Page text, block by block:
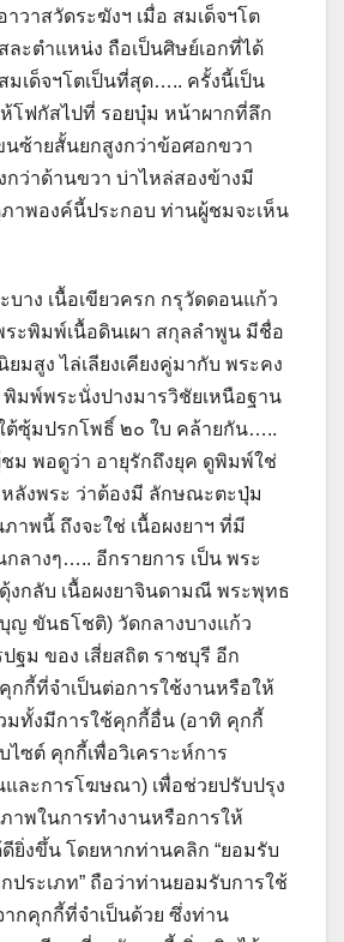
วาสวัดระฆังฯ เมื่อ สมเด็จฯโต
ะตำแหน่ง ถือเป็นศิษย์เอกที่ได้
เด็จฯโตเป็นที่สุด….. ครั้งนี้เป็น
โฟกัสไปที่ รอยบุ๋ม หน้าผากที่ลึก
ซ้ายสั้นยกสูงกว่าข้อศอกขวา
กว่าด้านขวา บ่าไหล่สองข้างมี
ภาพองค์นี้ประกอบ ท่านผู้ชมจะเห็น
บาง เนื้อเขียวครก กรุวัดดอนแก้ว
ระพิมพ์เนื้อดินเผา สกุลลำพูน มีชื่อ
ยมสูง ไล่เลียงเคียงคู่มากับ พระคง
มพ์พระนั่งปางมารวิชัยเหนือฐาน
ต้ซุ้มปรกโพธิ์ ๒๐ ใบ คล้ายกัน…..
ม พอดูว่า อายุรักถึงยุค ดูพิมพ์ใช่
ลังพระ ว่าต้องมี ลักษณะตะปุ่ม
าพนี้ ถึงจะใช่ เนื้อผงยาฯ ที่มี
ลางๆ….. อีกรายการ เป็น พระ
งกลับ เนื้อผงยาจินดามณี พระพุทธ
ญ ขันธโชติ) วัดกลางบางแก้ว
ฐม ของ เสี่ยสถิต ราชบุรี อีก
กกี้ที่จำเป็นต่อการใช้งานหรือให้
มทั้งมีการใช้คุกกี้อื่น (อาทิ คุกกี้
ไซต์ คุกกี้เพื่อวิเคราะห์การ
และการโฆษณา) เพื่อช่วยปรับปรุง
าพในการทำงานหรือการให้
ดียิ่งขึ้น โดยหากท่านคลิก “ยอมรับ
ประเภท” ถือว่าท่านยอมรับการใช้
กคุกกี้ที่จำเป็นด้วย ซึ่งท่าน